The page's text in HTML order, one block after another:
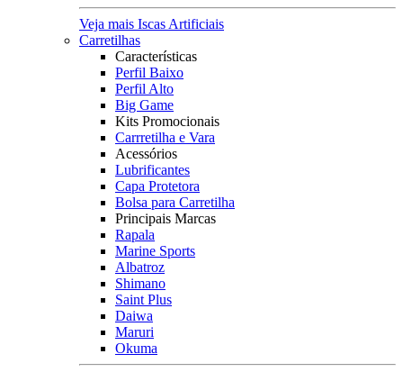
Veja mais Iscas Artificiais
Carretilhas
Características
Perfil Baixo
Perfil Alto
Big Game
Kits Promocionais
Carrretilha e Vara
Acessórios
Lubrificantes
Capa Protetora
Bolsa para Carretilha
Principais Marcas
Rapala
Marine Sports
Albatroz
Shimano
Saint Plus
Daiwa
Maruri
Okuma